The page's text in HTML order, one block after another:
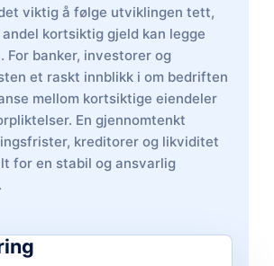
viktig å følge utviklingen tett,
kortsiktig gjeld kan legge
For banker, investorer og
et raskt innblikk i om bedriften
mellom kortsiktige eiendeler
En gjennomtenkt
kreditorer og likviditet
for en stabil og ansvarlig